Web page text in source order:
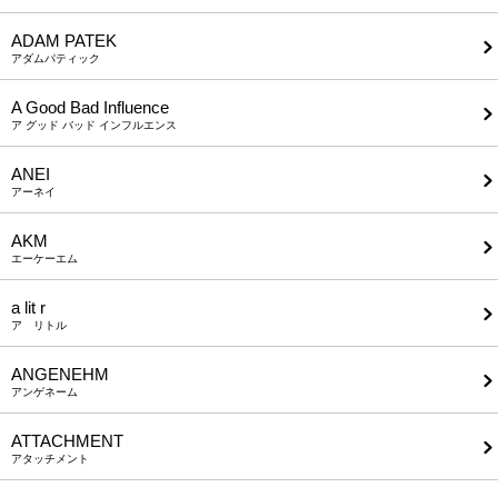
ADAM PATEK
アダムパティック
A Good Bad Influence
ア グッド バッド インフルエンス
ANEI
アーネイ
AKM
エーケーエム
a lit r
ア リトル
ANGENEHM
アンゲネーム
ATTACHMENT
アタッチメント